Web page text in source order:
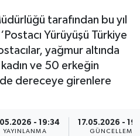
tarafından bu yıl
Yürüyüşü Türkiye
yağmur altında
ve 50 erkeğin
dereceye girenlere
- 19:34
YAYINLANMA
17.05.2026 -
GÜNCELLEME